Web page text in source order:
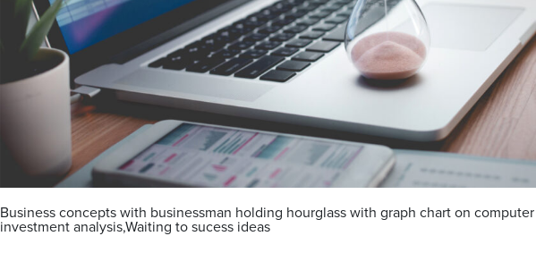
Business concepts with businessman holding hourglass with graph chart on
investment analysis,Waiting to sucess ideas